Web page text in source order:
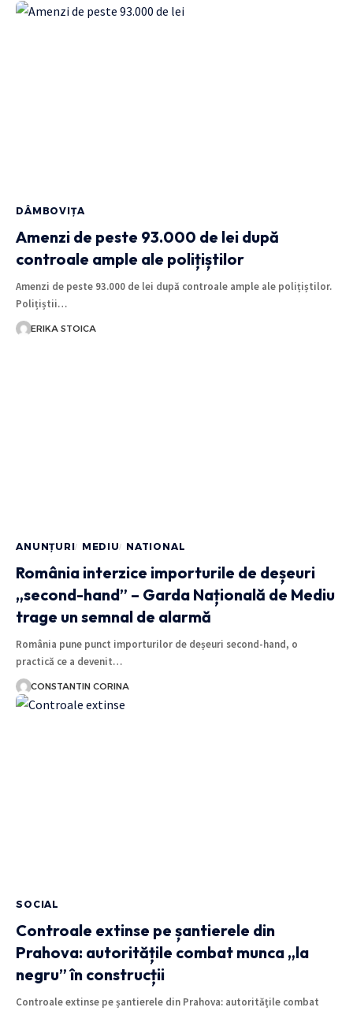
DÂMBOVIȚA
Amenzi de peste 93.000 de lei după
controale ample ale polițiștilor
Amenzi de peste 93.000 de lei după controale ample ale polițiștilor.
Polițiștii…
ERIKA STOICA
ANUNȚURI MEDIU NATIONAL
România interzice importurile de deșeuri
„second-hand” – Garda Națională de Mediu
trage un semnal de alarmă
România pune punct importurilor de deșeuri second-hand, o
practică ce a devenit…
CONSTANTIN CORINA
SOCIAL
Controale extinse pe șantierele din
Prahova: autoritățile combat munca „la
negru” în construcții
Controale extinse pe șantierele din Prahova: autoritățile combat